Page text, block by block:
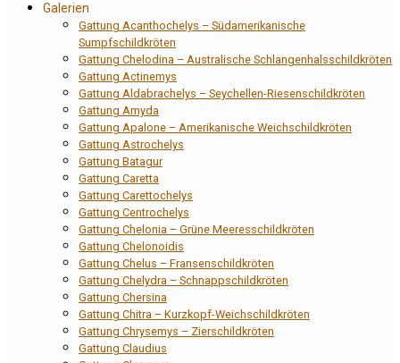
Galerien
Gattung Acanthochelys – Südamerikanische
Sumpfschildkröten
Gattung Chelodina – Australische Schlangenhalsschildkröten
Gattung Actinemys
Gattung Aldabrachelys – Seychellen-Riesenschildkröten
Gattung Amyda
Gattung Apalone – Amerikanische Weichschildkröten
Gattung Astrochelys
Gattung Batagur
Gattung Caretta
Gattung Carettochelys
Gattung Centrochelys
Gattung Chelonia – Grüne Meeresschildkröten
Gattung Chelonoidis
Gattung Chelus – Fransenschildkröten
Gattung Chelydra – Schnappschildkröten
Gattung Chersina
Gattung Chitra – Kurzkopf-Weichschildkröten
Gattung Chrysemys – Zierschildkröten
Gattung Claudius